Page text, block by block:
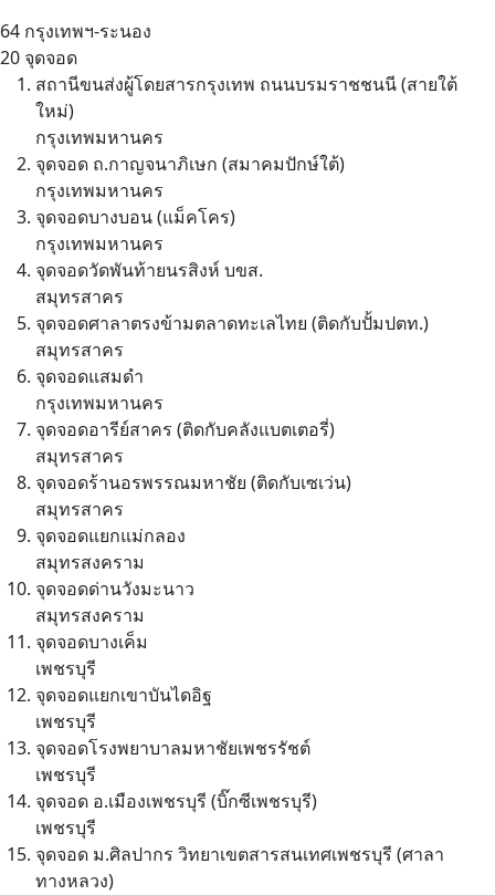
64 กรุงเทพฯ-ระนอง
20 จุดจอด
สถานีขนส่งผู้โดยสารกรุงเทพ ถนนบรมราชชนนี (สายใต้
ใหม่)
กรุงเทพมหานคร
จุดจอด ถ.กาญจนาภิเษก (สมาคมปักษ์ใต้)
กรุงเทพมหานคร
จุดจอดบางบอน (แม็คโคร)
กรุงเทพมหานคร
จุดจอดวัดพันท้ายนรสิงห์ บขส.
สมุทรสาคร
จุดจอดศาลาตรงข้ามตลาดทะเลไทย (ติดกับปั้มปตท.)
สมุทรสาคร
จุดจอดแสมดำ
กรุงเทพมหานคร
จุดจอดอารีย์สาคร (ติดกับคลังแบตเตอรี่)
สมุทรสาคร
จุดจอดร้านอรพรรณมหาชัย (ติดกับเซเว่น)
สมุทรสาคร
จุดจอดแยกแม่กลอง
สมุทรสงคราม
จุดจอดด่านวังมะนาว
สมุทรสงคราม
จุดจอดบางเค็ม
เพชรบุรี
จุดจอดแยกเขาบันไดอิฐ
เพชรบุรี
จุดจอดโรงพยาบาลมหาชัยเพชรรัชต์
เพชรบุรี
จุดจอด อ.เมืองเพชรบุรี (บิ๊กซีเพชรบุรี)
เพชรบุรี
จุดจอด ม.ศิลปากร วิทยาเขตสารสนเทศเพชรบุรี (ศาลา
ทางหลวง)